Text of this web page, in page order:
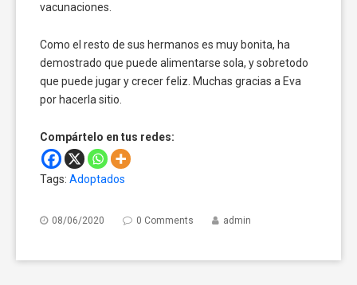
vacunaciones.
Como el resto de sus hermanos es muy bonita, ha
demostrado que puede alimentarse sola, y sobretodo
que puede jugar y crecer feliz. Muchas gracias a Eva
por hacerla sitio.
Compártelo en tus redes:
Tags: Adoptados
08/06/2020 0 Comments admin